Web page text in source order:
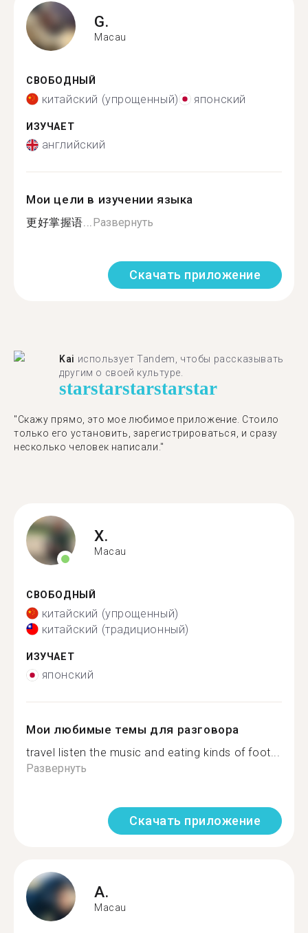
G.
Macau
СВОБОДНЫЙ
китайский (упрощенный) японский
ИЗУЧАЕТ
английский
Мои цели в изучении языка
更好掌握语...Развернуть
Скачать приложение
Kai использует Tandem, чтобы рассказывать
другим о своей культуре.
starstarstarstarstar
"Скажу прямо, это мое любимое приложение. Стоило
только его установить, зарегистрироваться, и сразу
несколько человек написали."
X.
Macau
СВОБОДНЫЙ
китайский (упрощенный)
китайский (традиционный)
ИЗУЧАЕТ
японский
Мои любимые темы для разговора
travel listen the music and eating kinds of foot...
Развернуть
Скачать приложение
A.
Macau